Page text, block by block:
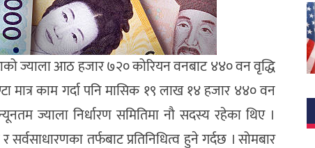
ज्याला आठ हजार ७२० कोरियन वनबाट ४४० वन वृद्धि
काम गर्दा पनि मासिक १९ लाख १४ हजार ४४० वन
ज्याला निर्धारण समितिमा नौ सदस्य रहेका थिए ।
तर्फबाट प्रतिनिधित्व हुने गर्दछ । सोमबार